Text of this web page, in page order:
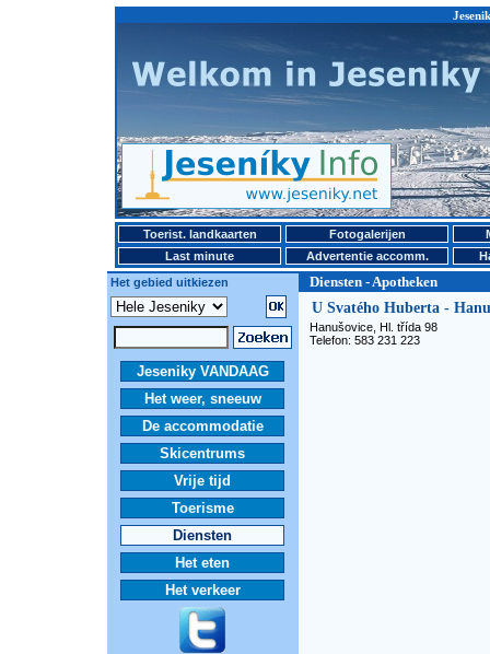
Toerist. landkaarten Fotogalerijen
Last minute
Advertentie accomm.
Het gebied uitkiezen
Diensten - Apotheken
Jeseniky VANDAAG
Het weer, sneeuw
De accommodatie
Skicentrums
Vrije tijd
Toerisme
Diensten
Het eten
Het verkeer
U Svatého Huberta -
Hanušovice, Hl. třída 98
Telefon: 583 231 223